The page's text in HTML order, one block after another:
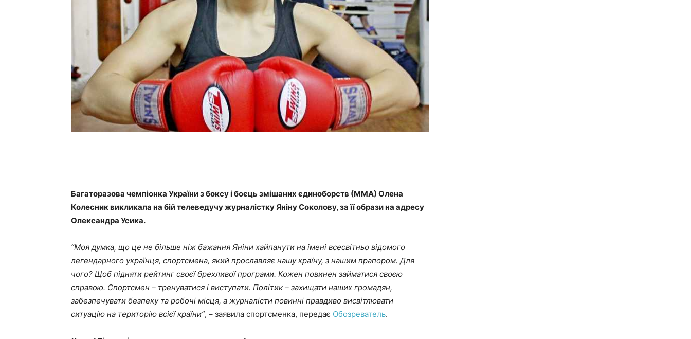
Багаторазова чемпіонка України з боксу і боєць змішаних єдиноборств (ММА) Олена
Колесник викликала на бій телеведучу журналістку Яніну Соколову, за її образи на адресу
Олександра Усика.
“Моя думка, що це не більше ніж бажання Яніни хайпанути на імені всесвітньо відомого
легендарного українця, спортсмена, який прославляє нашу країну, з нашим прапором. Для
чого? Щоб підняти рейтинг своєї брехливої програми. Кожен повинен займатися своєю
справою. Спортсмен – тренуватися і виступати. Політик – захищати наших громадян,
забезпечувати безпеку та робочі місця, а журналісти повинні правдиво висвітлювати
ситуацію на територію всієї країни”, – заявила спортсменка, передає Обозреватель.